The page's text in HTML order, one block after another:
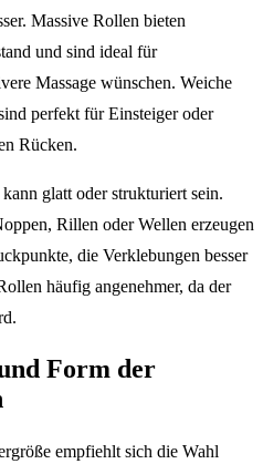
Massive Rollen bieten
und sind ideal für
Massage wünschen. Weiche
perfekt für Einsteiger oder
Rücken.
glatt oder strukturiert sein.
Rillen oder Wellen erzeugen
die Verklebungen besser
häufig angenehmer, da der
Form der
empfiehlt sich die Wahl